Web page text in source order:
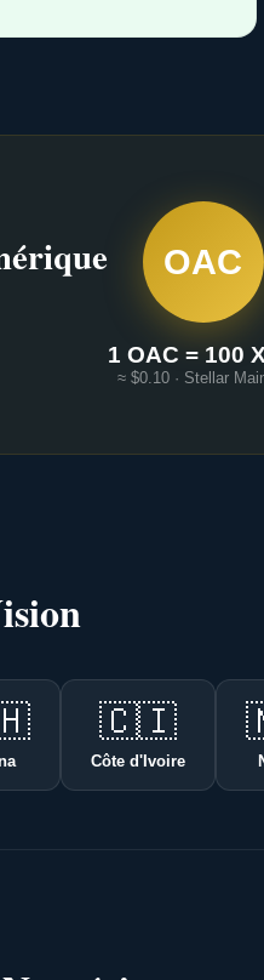
OAC
1 OAC = 100
≈ $0.10 · Stellar
🇨🇮
Côte d'Ivoire